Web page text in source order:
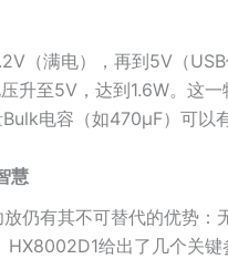
（满电），再到5V（
升至5V，达到1.6W。这
电容（如470μF）可以
慧
仍有其不可替代的优势：
给出了几个关键